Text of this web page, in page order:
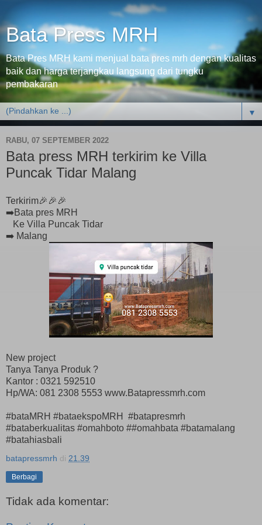
Bata Press MRH
Bata Pres MRH kami menjual bata pres mrh dengan kualitas
baik dan harga terjangkau langsung dari tungku
pembakaran
▼
RABU, 07 SEPTEMBER 2022
Bata press MRH terkirim ke Villa
Puncak Tidar Malang
Terkirim🎉🎉🎉
➡️Bata pres MRH
Ke Villa Puncak Tidar
➡️ Malang
New project
Tanya Tanya Produk ?
Kantor : 0321 592510
Hp/WA: 081 2308 5553 www.Batapressmrh.com
#bataMRH #bataekspoMRH #batapresmrh
#bataberkualitas #omahboto ##omahbata #batamalang
#batahiasbali
batapressmrh di 21.39
Berbagi
Tidak ada komentar: